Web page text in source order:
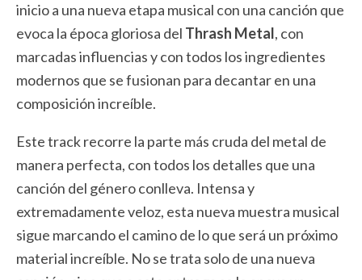
inicio a una nueva etapa musical con una canción que
evoca la época gloriosa del Thrash Metal, con
marcadas influencias y con todos los ingredientes
modernos que se fusionan para decantar en una
composición increíble.
Este track recorre la parte más cruda del metal de
manera perfecta, con todos los detalles que una
canción del género conlleva. Intensa y
extremadamente veloz, esta nueva muestra musical
sigue marcando el camino de lo que será un próximo
material increíble. No se trata solo de una nueva